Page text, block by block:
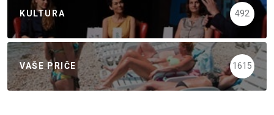
KULTURA 492
VAŠE PRIČE 1615